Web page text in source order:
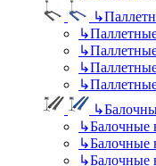
↳
↳
↳
↳
↳
↳
↳Балочные
↳Балочные
↳Балочные